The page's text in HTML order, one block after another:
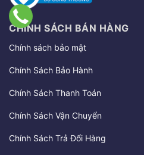
CHÍNH SÁCH BÁN HÀNG
Chính sách bảo mật
Chính Sách Bảo Hành
Chính Sách Thanh Toán
Chính Sách Vận Chuyển
Chính Sách Trả Đổi Hàng